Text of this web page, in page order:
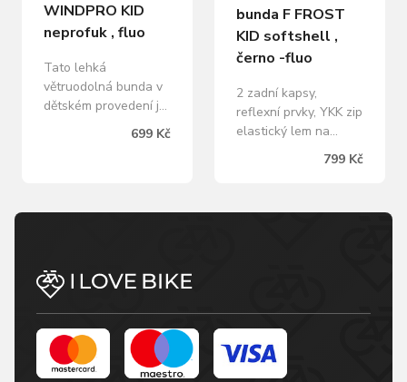
WINDPRO KID
neprofuk , fluo
Tato lehká
větruodolná bunda v
dětském provedení je
univerzální vrstva pro
Celorozepínací
konstrukce s
chráněným zipem
umožňuje snadné
oblékání a pohodlné
nošení.…
699 Kč
bunda F FROST
KID softshell ,
černo -fluo
2 zadní kapsy,
reflexní prvky, YKK zip
elastický lem na
prodloužené rukávy a
ostatní díly: 85%
nylon, 15% elastan
voděodolnost: 8…
799 Kč